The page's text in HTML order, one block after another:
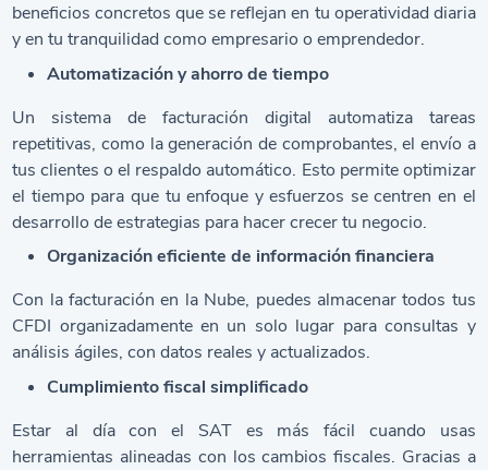
beneficios concretos que se reflejan en tu operatividad diaria
y en tu tranquilidad como empresario o emprendedor.
Automatización y ahorro de tiempo
Un sistema de facturación digital automatiza tareas
repetitivas, como la generación de comprobantes, el envío a
tus clientes o el respaldo automático. Esto permite optimizar
el tiempo para que tu enfoque y esfuerzos se centren en el
desarrollo de estrategias para hacer crecer tu negocio.
Organización eficiente de información financiera
Con la facturación en la Nube, puedes almacenar todos tus
CFDI organizadamente en un solo lugar para consultas y
análisis ágiles, con datos reales y actualizados.
Cumplimiento fiscal simplificado
Estar al día con el SAT es más fácil cuando usas
herramientas alineadas con los cambios fiscales. Gracias a